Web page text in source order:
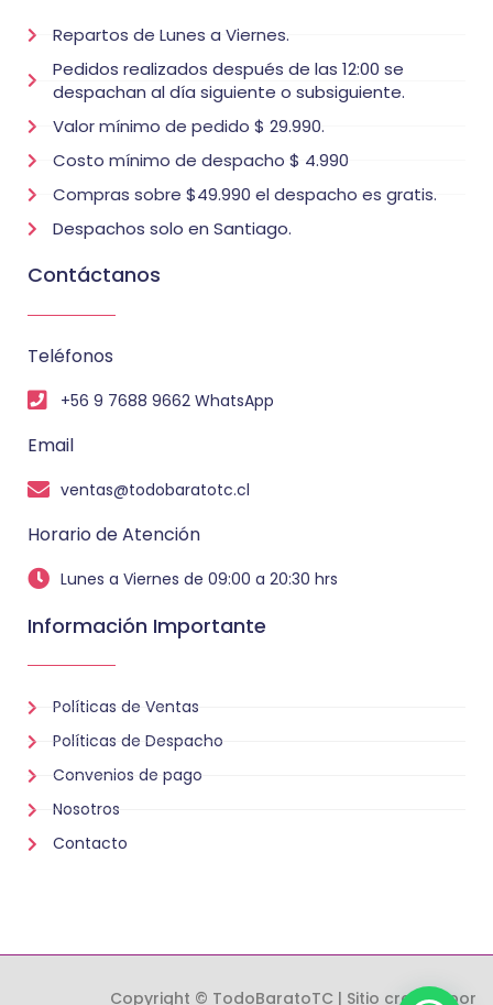
Repartos de Lunes a Viernes.
Pedidos realizados después de las 12:00 se
despachan al día siguiente o subsiguiente.
Valor mínimo de pedido $ 29.990.
Costo mínimo de despacho $ 4.990
Compras sobre $49.990 el despacho es gratis.
Despachos solo en Santiago.
Contáctanos
Teléfonos
+56 9 7688 9662 WhatsApp
Email
ventas@todobaratotc.cl
Horario de Atención
Lunes a Viernes de 09:00 a 20:30 hrs
Información Importante
Políticas de Ventas
Políticas de Despacho
Convenios de pago
Nosotros
Contacto
Copyright © TodoBaratoTC | Sitio creado por